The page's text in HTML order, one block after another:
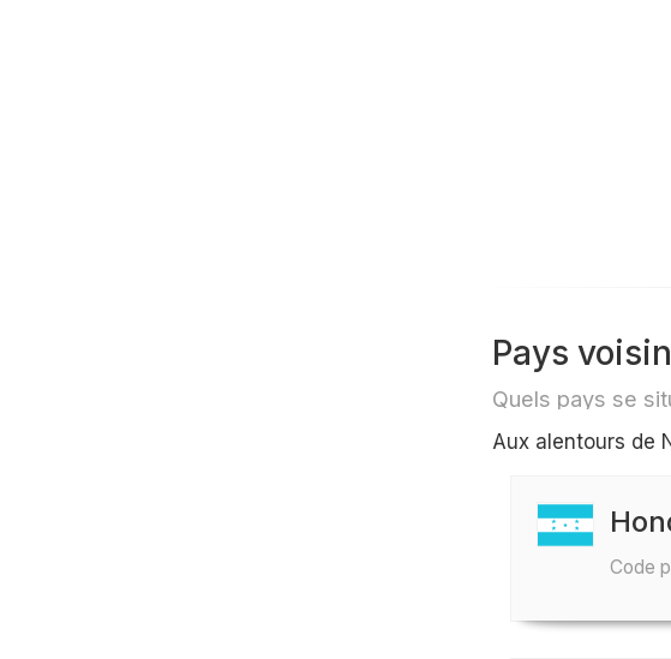
Pays
Quels pays se
Aux alentours de
Code